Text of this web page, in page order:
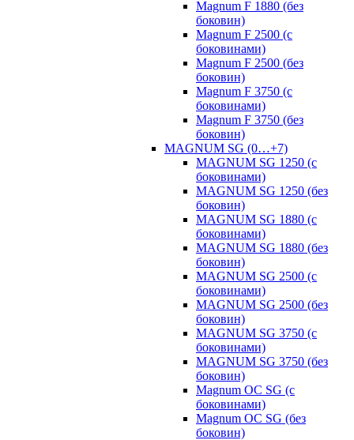
Magnum F 1880 (без
боковин)
Magnum F 2500 (с
боковинами)
Magnum F 2500 (без
боковин)
Magnum F 3750 (с
боковинами)
Magnum F 3750 (без
боковин)
MAGNUM SG (0…+7)
MAGNUM SG 1250 (с
боковинами)
MAGNUM SG 1250 (без
боковин)
MAGNUM SG 1880 (с
боковинами)
MAGNUM SG 1880 (без
боковин)
MAGNUM SG 2500 (с
боковинами)
MAGNUM SG 2500 (без
боковин)
MAGNUM SG 3750 (с
боковинами)
MAGNUM SG 3750 (без
боковин)
Magnum OC SG (с
боковинами)
Magnum OC SG (без
боковин)